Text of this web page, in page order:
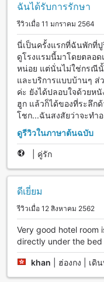
ฉันได้รับการรักษา
รีวิวเมื่อ 11 มกราคม 2564
นี่เป็นครั้งแรกที่ฉันพักที่ปู
ดูโรงแรมนี้มาโดยตลอด
หน่อย แต่นั่นไม่ใช่กรณีนั้
และบริการแบบบ้านๆ ส่
ค่ะ ยังได้ปลอบใจด้วยห
ฮูก แล้วก็ได้ของที่ระลึก
โชก...ฉันสงสัยว่าจะทำอ
ดูรีวิวในภาษาต้นฉบับ
คู่รัก
ดีเยี่ยม
รีวิวเมื่อ 12 สิงหาคม 2562
Very good hotel room
directly under the bed
khan ฮ่องกง | เดิ